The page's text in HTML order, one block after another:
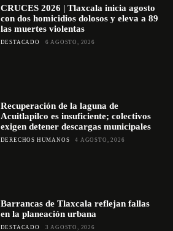
CRUCES 2026 | Tlaxcala inicia agosto
con dos homicidios dolosos y eleva a 89
las muertes violentas
DESTACADO 6 AGOSTO, 2026
Recuperación de la laguna de
Acuitlapilco es insuficiente; colectivos
exigen detener descargas municipales
DERECHOS HUMANOS 4 AGOSTO, 2026
Barrancas de Tlaxcala reflejan fallas
en la planeación urbana
DESTACADO 3 AGOSTO, 2026